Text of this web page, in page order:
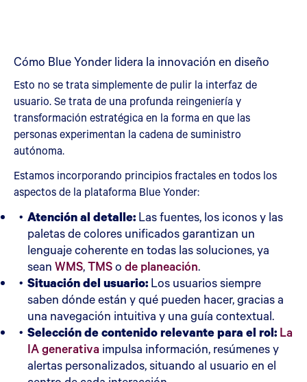
Cómo Blue Yonder lidera la innovación en diseño
Esto no se trata simplemente de pulir la interfaz de
usuario. Se trata de una profunda reingeniería y
transformación estratégica en la forma en que las
personas experimentan la cadena de suministro
autónoma.
Estamos incorporando principios fractales en todos los
aspectos de la plataforma Blue Yonder:
Atención al detalle: Las fuentes, los iconos y las
paletas de colores unificados garantizan un
lenguaje coherente en todas las soluciones, ya
sean WMS,TMSo de planeación.
Situación del usuario: Los usuarios siempre
saben dónde están y qué pueden hacer, gracias a
una navegación intuitiva y una guía contextual.
Selección de contenido relevante para el rol: La
IA generativa impulsa información, resúmenes y
alertas personalizados, situando al usuario en el